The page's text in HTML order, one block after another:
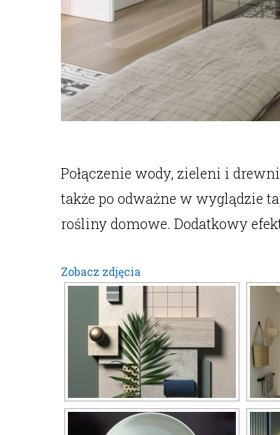
Połączenie wody, zieleni i
także po odważne w wyglądzie
rośliny domowe. Dodatkowy
Zobacz zdjęcia